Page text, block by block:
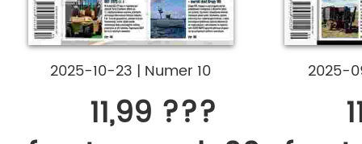
2025-10-23 | Numer 10
11,99 ???
2025-